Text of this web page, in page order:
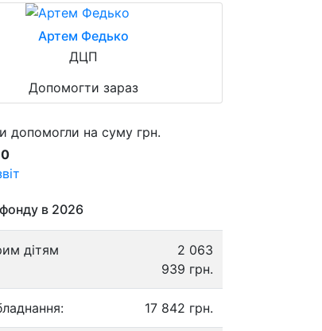
Артем Федько
ДЦП
Допомогти зараз
допомогли на суму грн.
в 2026
дітям
2 063
939 грн.
17 842 грн.